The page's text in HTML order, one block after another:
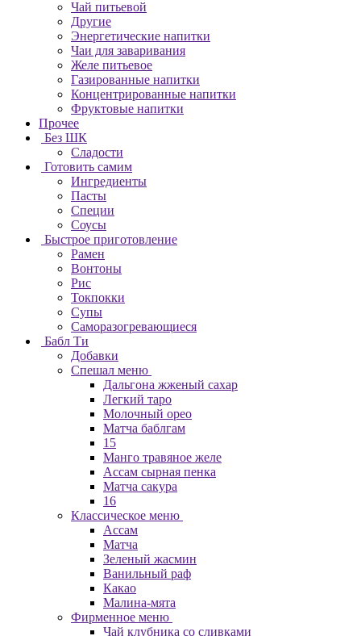
Чай питьевой
Другие
Энергетические напитки
Чаи для заваривания
Желе питьевое
Газированные напитки
Концентрированные напитки
Фруктовые напитки
Прочее
Без ШК
Сладости
Готовить самим
Ингредиенты
Пасты
Специи
Соусы
Быстрое приготовление
Рамен
Вонтоны
Рис
Токпокки
Супы
Саморазогревающиеся
Бабл Ти
Добавки
Спешал меню
Дальгона жженый сахар
Легкий таро
Молочный орео
Матча баблгам
15
Манго травяное желе
Ассам сырная пенка
Матча сакура
16
Классическое меню
Ассам
Матча
Зеленый жасмин
Ванильный раф
Какао
Малина-мята
Фирменное меню
Чай клубника со сливками